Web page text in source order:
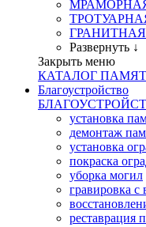
Развернуть ↓
Закрыть меню
КАТАЛОГ
Благоустройство
установка
демонтаж
установка
покраска
уборка могил
гравировка с
реставрация